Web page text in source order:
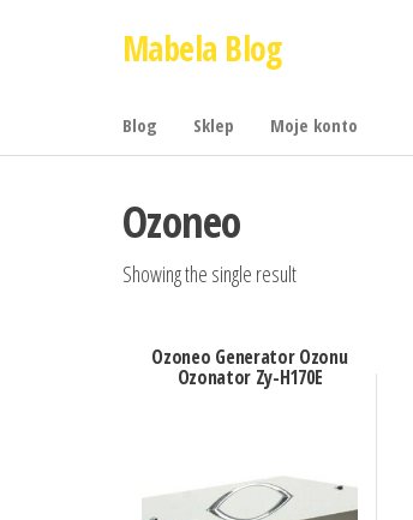
Mabela Blog
Blog Sklep Moje konto
Ozoneo
Showing the single result
Ozoneo Generator Ozonu
Ozonator Zy-H170E